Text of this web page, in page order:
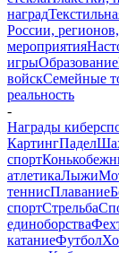
наград
России,
мероприятия
игрыОбразование
войскСемейные
реальность
-
Награды
КартингПадел
спорт
атлетикаЛыжи
теннисПлавание
спортСтрельба
единоборства
катаниеФутбол